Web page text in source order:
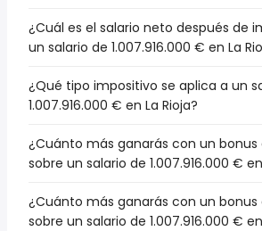
¿Cuál es el salario neto después de
un salario de 1.007.916.000 € en La
¿Qué tipo impositivo se aplica a un
1.007.916.000 € en La Rioja?
¿Cuánto más ganarás con un bonus
sobre un salario de 1.007.916.000 €
¿Cuánto más ganarás con un
sobre un salario de 1.007.916.000 €